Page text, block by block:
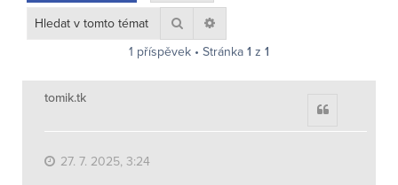
Hledat
1 příspěvek • Stránka 1 z 1
tomik.tk
27. 7. 2025, 3:24